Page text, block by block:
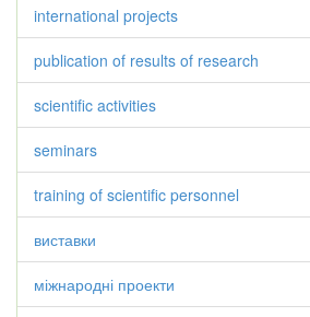
international projects
publication of results of research
scientific activities
seminars
training of scientific personnel
виставки
міжнародні проекти